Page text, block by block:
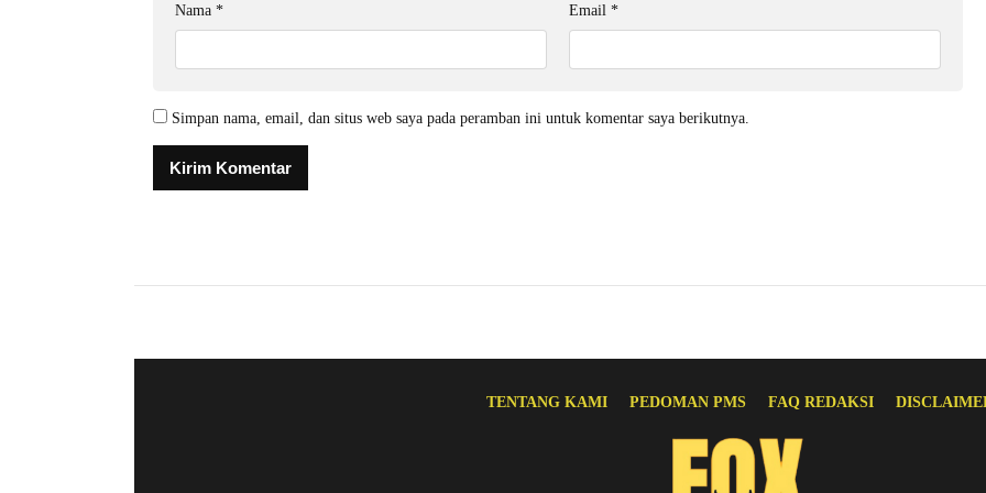
Nama * Email *
Simpan nama, email, dan situs web saya pada peramban ini untuk komentar saya berikutnya.
TENTANG KAMI PEDOMAN PMS FAQ REDAKSI